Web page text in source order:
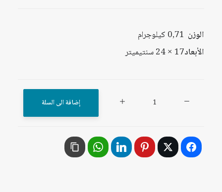
الوزن 0,71 كيلوجرام
الأبعاد17 × 24 سنتيميتر
العربية،
1945
إضافة الى السلة